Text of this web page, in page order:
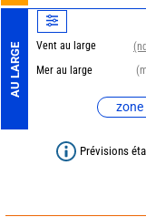
AU LARGE Vent au large
Mer au large
zone
Prévisions